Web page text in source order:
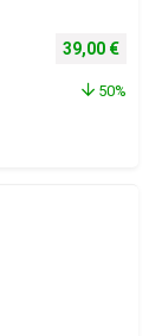
Izvorna
39,00 €
50%